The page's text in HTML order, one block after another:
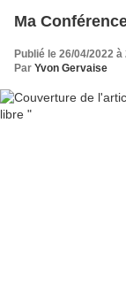
Ma
Publié le 26/04/2022 à
Par Yvon Gervaise